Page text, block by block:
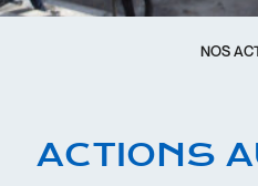
NOS
ACTIONS